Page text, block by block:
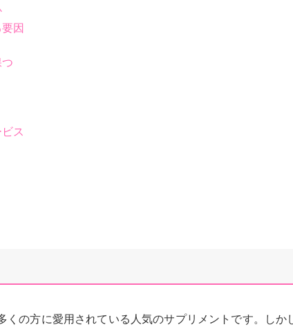
因
ス
くの方に愛用されている人気のサプリメントです。しか